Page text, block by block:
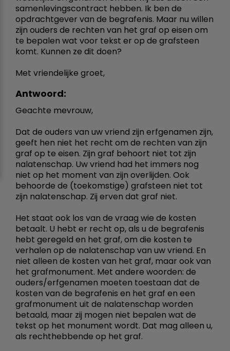
samenlevingscontract hebben. Ik ben de
opdrachtgever van de begrafenis. Maar nu willen
zijn ouders de rechten van het graf op eisen om
te bepalen wat voor tekst er op de grafsteen
komt. Kunnen ze dit doen?
Met vriendelijke groet,
Antwoord:
Geachte mevrouw,
Dat de ouders van uw vriend zijn erfgenamen zijn,
geeft hen niet het recht om de rechten van zijn
graf op te eisen. Zijn graf behoort niet tot zijn
nalatenschap. Uw vriend had het immers nog
niet op het moment van zijn overlijden. Ook
behoorde de (toekomstige) grafsteen niet tot
zijn nalatenschap. Zij erven dat graf niet.
Het staat ook los van de vraag wie de kosten
betaalt. U hebt er recht op, als u de begrafenis
hebt geregeld en het graf, om die kosten te
verhalen op de nalatenschap van uw vriend. En
niet alleen de kosten van het graf, maar ook van
het grafmonument. Met andere woorden: de
ouders/erfgenamen moeten toestaan dat de
kosten van de begrafenis en het graf en een
grafmonument uit de nalatenschap worden
betaald, maar zij mogen niet bepalen wat de
tekst op het monument wordt. Dat mag alleen u,
als rechthebbende op het graf.